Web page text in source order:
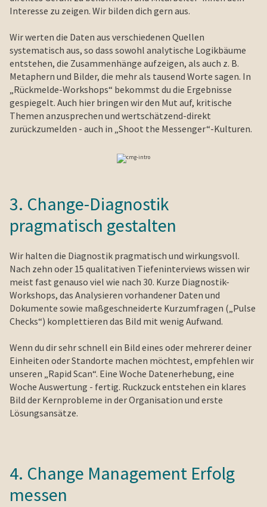
Interesse zu zeigen. Wir bilden dich gern aus.
Wir werten die Daten aus verschiedenen Quellen
systematisch aus, so dass sowohl analytische Logikbäume
entstehen, die Zusammenhänge aufzeigen, als auch z. B.
Metaphern und Bilder, die mehr als tausend Worte sagen. In
„Rückmelde-Workshops“ bekommst du die Ergebnisse
gespiegelt. Auch hier bringen wir den Mut auf, kritische
Themen anzusprechen und wertschätzend-direkt
zurückzumelden - auch in „Shoot the Messenger“-Kulturen.
3. Change-Diagnostik
pragmatisch gestalten
Wir halten die Diagnostik pragmatisch und wirkungsvoll.
Nach zehn oder 15 qualitativen Tiefeninterviews wissen wir
meist fast genauso viel wie nach 30. Kurze Diagnostik-
Workshops, das Analysieren vorhandener Daten und
Dokumente sowie maßgeschneiderte Kurzumfragen („Pulse
Checks“) komplettieren das Bild mit wenig Aufwand.
Wenn du dir sehr schnell ein Bild eines oder mehrerer deiner
Einheiten oder Standorte machen möchtest, empfehlen wir
unseren „Rapid Scan“. Eine Woche Datenerhebung, eine
Woche Auswertung - fertig. Ruckzuck entstehen ein klares
Bild der Kernprobleme in der Organisation und erste
Lösungsansätze.
4. Change Management Erfolg
messen